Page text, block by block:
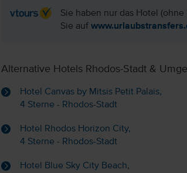
Sie haben nur das Hotel
Sie auf
Alternative Hotels Rhodos-Stadt &
Hotel Canvas by Mitsis Petit Palais,
4 Sterne - Rhodos-Stadt
Hotel Rhodos Horizon City,
4 Sterne - Rhodos-Stadt
Hotel Blue Sky City Beach,